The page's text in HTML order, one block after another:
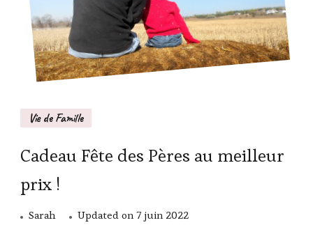
Vie de Famille
Cadeau Fête des Pères au meilleur
prix !
Sarah Updated on7 juin 2022